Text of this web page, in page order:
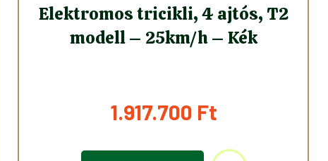
Elektromos tricikli, 4 ajtós, T2
modell – 25km/h – Kék
1.917.700 Ft